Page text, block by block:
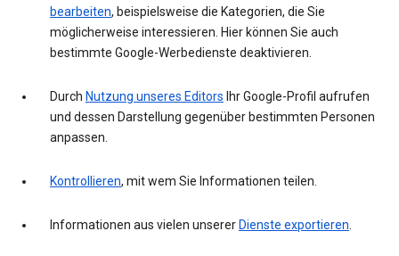
bearbeiten, beispielsweise die Kategorien, die Sie
möglicherweise interessieren. Hier können Sie auch
bestimmte Google-Werbedienste deaktivieren.
Durch Nutzung unseres Editors Ihr Google-Profil aufrufen
und dessen Darstellung gegenüber bestimmten Personen
anpassen.
Kontrollieren, mit wem Sie Informationen teilen.
Informationen aus vielen unserer Dienste exportieren.